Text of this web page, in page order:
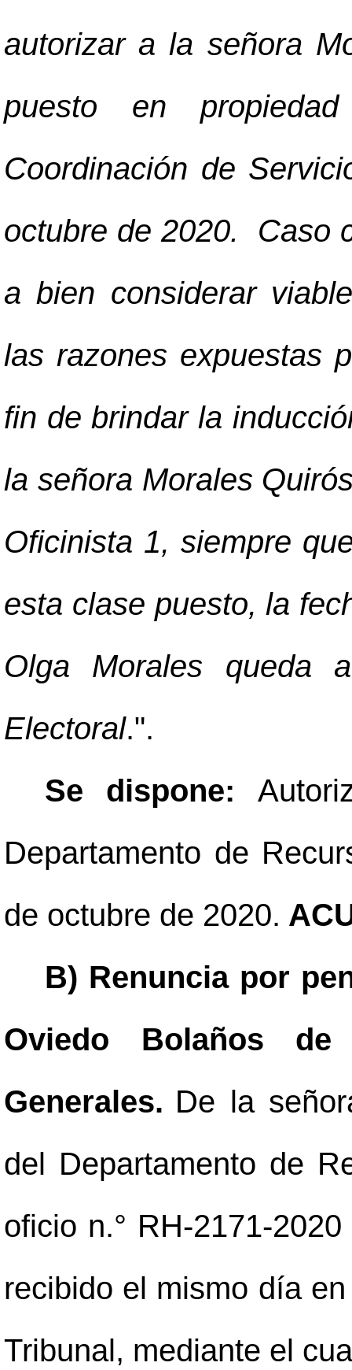
autorizar a la señora
puesto en
Coordinación de
octubre de 2020. Caso
a bien considerar
las razones expuestas
fin de brindar la
la señora Morales
Oficinista 1, siempre
esta clase puesto, la
Olga Morales queda
Electoral.".
Se dispone:
Departamento de
de octubre de 2020.
B) Renuncia por
Oviedo Bolaños
Generales. De la
del Departamento de
oficio n.° RH-2171-
recibido el mismo día
Tribunal, mediante el